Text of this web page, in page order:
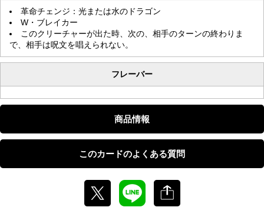
革命チェンジ：光または水のドラゴン
W・ブレイカー
このクリーチャーが出た時、次の、相手のターンの終わりま
で、相手は呪文を唱えられない。
フレーバー
商品情報
このカードのよくある質問